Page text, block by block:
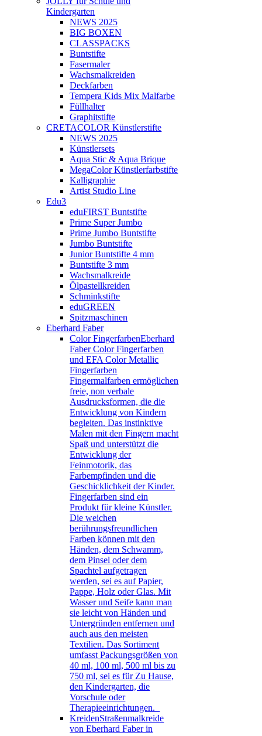
Kindergarten
NEWS 2025
BIG BOXEN
CLASSPACKS
Buntstifte
Fasermaler
Wachsmalkreiden
Deckfarben
Tempera Kids Mix Malfarbe
Füllhalter
Graphitstifte
CRETACOLOR Künstlerstifte
NEWS 2025
Künstlersets
Aqua Stic & Aqua Brique
MegaColor Künstlerfarbstifte
Kalligraphie
Artist Studio Line
Edu3
eduFIRST Buntstifte
Prime Super Jumbo
Prime Jumbo Buntstifte
Jumbo Buntstifte
Junior Buntstifte 4 mm
Buntstifte 3 mm
Wachsmalkreide
Ölpastellkreiden
Schminkstifte
eduGREEN
Spitzmaschinen
Eberhard Faber
Color FingerfarbenEberhard
Faber Color Fingerfarben
und EFA Color Metallic
Fingerfarben
Fingermalfarben ermöglichen
freie, non verbale
Ausdrucksformen, die die
Entwicklung von Kindern
begleiten. Das instinktive
Malen mit den Fingern macht
Spaß und unterstützt die
Entwicklung der
Feinmotorik, das
Farbempfinden und die
Geschicklichkeit der Kinder.
Fingerfarben sind ein
Produkt für kleine Künstler.
Die weichen
berührungsfreundlichen
Farben können mit den
Händen, dem Schwamm,
dem Pinsel oder dem
Spachtel aufgetragen
werden, sei es auf Papier,
Pappe, Holz oder Glas. Mit
Wasser und Seife kann man
sie leicht von Händen und
Untergründen entfernen und
auch aus den meisten
Textilien. Das Sortiment
umfasst Packungsgrößen von
40 ml, 100 ml, 500 ml bis zu
750 ml, sei es für Zu Hause,
den Kindergarten, die
Vorschule oder
Therapieeinrichtungen.
KreidenStraßenmalkreide
von Eberhard Faber in